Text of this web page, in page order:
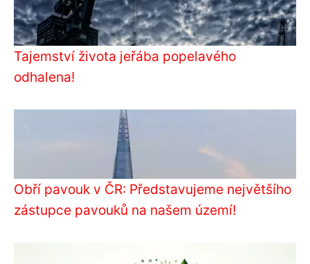
Tajemství života jeřába popelavého
odhalena!
Obří pavouk v ČR: Představujeme největšího
zástupce pavouků na našem území!